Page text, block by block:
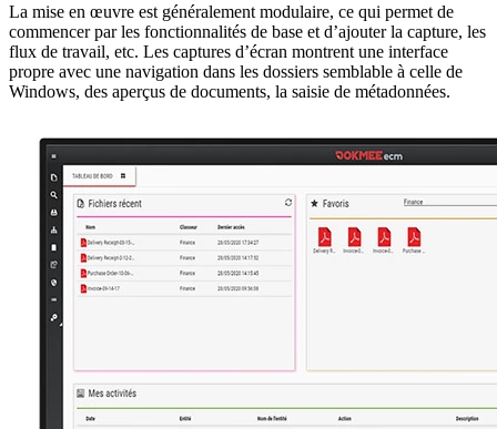
La mise en œuvre est généralement modulaire, ce qui permet de
commencer par les fonctionnalités de base et d’ajouter la capture, les
flux de travail, etc. Les captures d’écran montrent une interface
propre avec une navigation dans les dossiers semblable à celle de
Windows, des aperçus de documents, la saisie de métadonnées.